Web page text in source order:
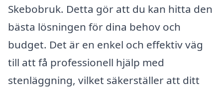
Skebobruk. Detta gör att du kan hitta den
bästa lösningen för dina behov och
budget. Det är en enkel och effektiv väg
till att få professionell hjälp med
stenläggning, vilket säkerställer att ditt